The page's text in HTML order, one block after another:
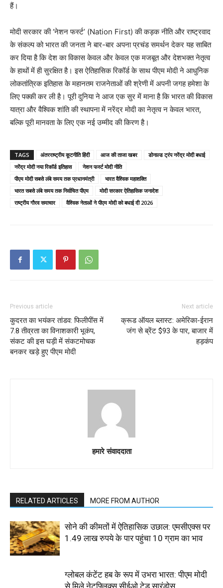
हैं।
मोदी सरकार की ‘नेशन फर्स्ट’ (Nation First) की कड़क नीति और राष्ट्रवाद
के संकल्प को भारत की जनता ने बार-बार अपना प्रचंड समर्थन देकर यह साबित
कर दिया है कि देश का विकास केवल और केवल एक मजबूत और देशभक्त नेतृत्व
के हाथों में ही सुरक्षित है। इस ऐतिहासिक रिकॉर्ड के साथ पीएम मोदी ने आधुनिक
लोकतांत्रिक इतिहास के महानतम राजनेताओं की श्रेणी में अपनी जगह हमेशा के
लिए पक्की कर ली है। पूरी दुनिया ने आज एक सुर में माना है कि भारत की विकास
यात्रा और वैश्विक शांति की स्थापना में नरेंद्र मोदी का नेतृत्व न केवल भारत,
बल्कि पूरी मानवता के लिए एक नई उम्मीद की किरण है।
TAGS अंतरराष्ट्रीय कूटनीति हिंदी आज की ताजा खबर
डोनाल्ड ट्रंप नरेंद्र मोदी बधाई
नरेंद्र मोदी नया रिकॉर्ड इतिहास
नेशन फर्स्ट मोदी नीति
पीएम मोदी सबसे लंबे समय तक प्रधानमंत्री
भारत वैश्विक महाशक्ति
भारत सबसे लंबे समय तक निर्वाचित पीएम
मोदी सरकार ऐतिहासिक जनादेश
राष्ट्रीय गौरव समाचार
वैश्विक नेताओं ने पीएम मोदी को बधाई दी 2026
Previous article
कुदरत का भयंकर तांडव: फिलीपींस में
7.8 तीव्रता का विनाशकारी भूकंप,
संकट की इस घड़ी में संकटमोचक
बनकर खड़े हुए पीएम मोदी
Next article
क्रूड ऑयल ब्लास्ट: अमेरिका-ईरान
जंग से ब्रेंट $93 के पार, बाजार में
हड़कंप
हमारे संवाददाता
RELATED ARTICLES MORE FROM AUTHOR
सोने की कीमतों में ऐतिहासिक उछाल: एमसीएक्स पर
1.49 लाख रुपये के पार पहुंचा 10 ग्राम का भाव
ग्लोबल कंटेंट हब के रूप में उभरा भारत: पीएम मोदी
से मिले नेटफ्लिक्स सीईओ टेड सारंडोस